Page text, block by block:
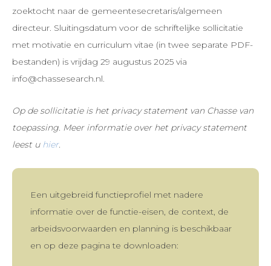
zoektocht naar de gemeentesecretaris/algemeen
directeur. Sluitingsdatum voor de schriftelijke sollicitatie
met motivatie en curriculum vitae (in twee separate PDF-
bestanden) is vrijdag 29 augustus 2025 via
info@chassesearch.nl.
Op de sollicitatie is het privacy statement van Chasse van
toepassing. Meer informatie over het privacy statement
leest u hier.
Een uitgebreid functieprofiel met nadere
informatie over de functie-eisen, de context, de
arbeidsvoorwaarden en planning is beschikbaar
en op deze pagina te downloaden: